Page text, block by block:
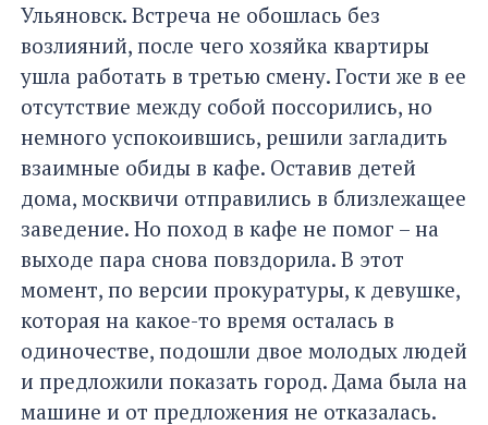
Ульяновск. Встреча не обошлась без
возлияний, после чего хозяйка квартиры
ушла работать в третью смену. Гости же в ее
отсутствие между собой поссорились, но
немного успокоившись, решили загладить
взаимные обиды в кафе. Оставив детей
дома, москвичи отправились в близлежащее
заведение. Но поход в кафе не помог – на
выходе пара снова повздорила. В этот
момент, по версии прокуратуры, к девушке,
которая на какое-то время осталась в
одиночестве, подошли двое молодых людей
и предложили показать город. Дама была на
машине и от предложения не отказалась.